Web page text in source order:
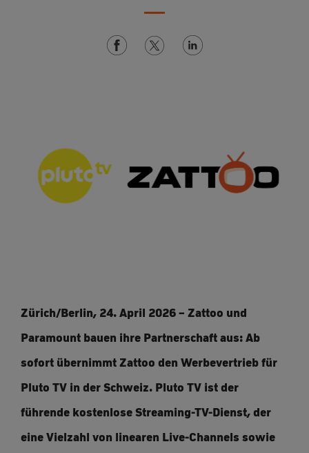
Zürich/Berlin, 24. April 2026 – Zattoo und
Paramount bauen ihre Partnerschaft aus: Ab
sofort übernimmt Zattoo den Werbevertrieb für
Pluto TV in der Schweiz. Pluto TV ist der
führende kostenlose Streaming-TV-Dienst, der
eine Vielzahl von linearen Live-Channels sowie